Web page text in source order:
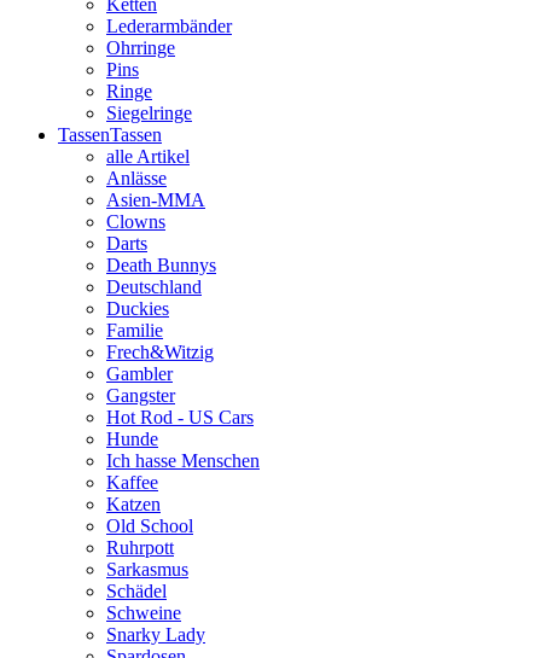
Lederarmbänder
Ohrringe
Pins
Ringe
Siegelringe
TassenTassen
alle Artikel
Anlässe
Asien-MMA
Clowns
Darts
Death Bunnys
Deutschland
Duckies
Familie
Frech&Witzig
Gambler
Gangster
Hot Rod - US Cars
Hunde
Ich hasse Menschen
Kaffee
Katzen
Old School
Ruhrpott
Sarkasmus
Schädel
Schweine
Snarky Lady